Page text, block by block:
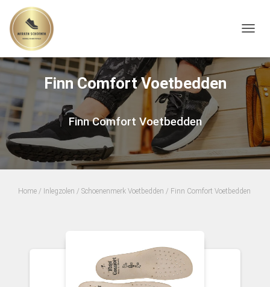
Finn Comfort Voetbedden
Finn Comfort Voetbedden
Home / Inlegzolen / Schoenenmerk Voetbedden / Finn Comfort Voetbedden